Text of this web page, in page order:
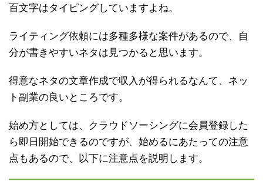
百文字はタイピングしていますよね。
ライティング依頼には多種多様な案件があるので、自
分が書きやすいネタは見つかると思います。
得意なネタの文章作成で収入が得られるなんて、ネッ
ト副業の良いところです。
始め方としては、クラウドソーシングに会員登録した
ら即日開始できるのですが、始めるにあたっての注意
点もあるので、以下に注意点を説明します。